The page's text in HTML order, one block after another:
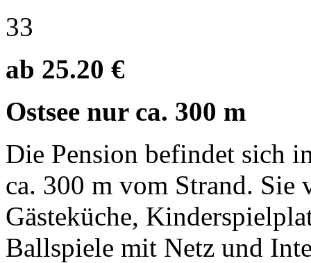
33
ab 25.20 €
Ostsee nur ca. 300 m
Die Pension befindet sich
ca. 300 m vom Strand. Sie
Gästeküche,
Ballspiele mit Netz und